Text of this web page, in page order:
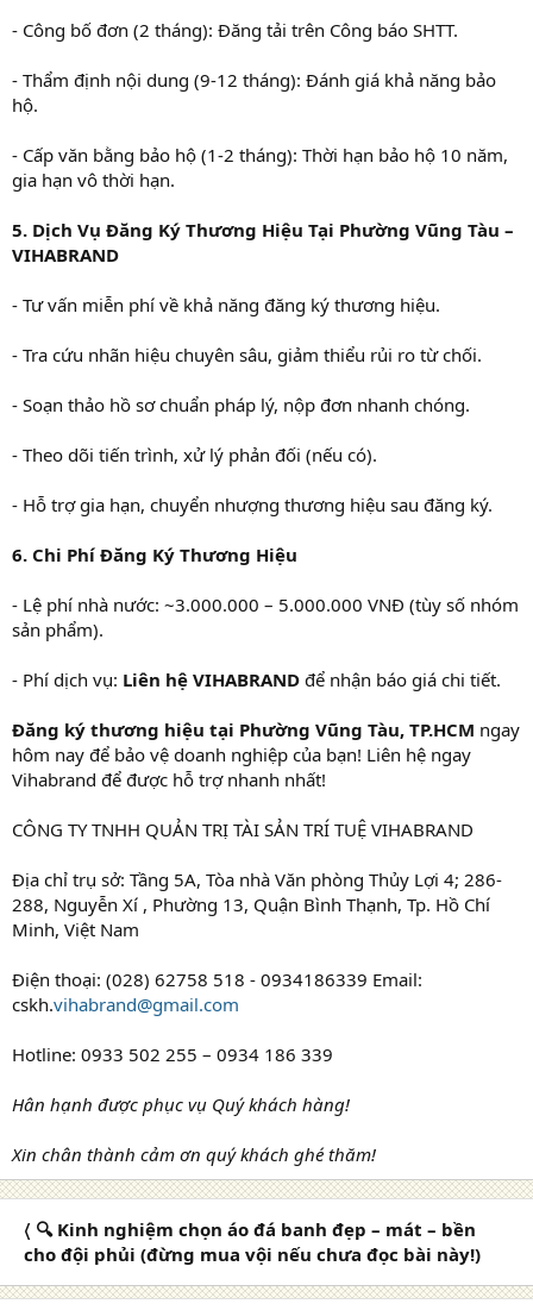
- Công bố đơn (2 tháng): Đăng tải trên Công báo SHTT.
- Thẩm định nội dung (9-12 tháng): Đánh giá khả năng bảo
hộ.
- Cấp văn bằng bảo hộ (1-2 tháng): Thời hạn bảo hộ 10 năm,
gia hạn vô thời hạn.
5. Dịch Vụ Đăng Ký Thương Hiệu Tại Phường Vũng Tàu –
VIHABRAND
- Tư vấn miễn phí về khả năng đăng ký thương hiệu.
- Tra cứu nhãn hiệu chuyên sâu, giảm thiểu rủi ro từ chối.
- Soạn thảo hồ sơ chuẩn pháp lý, nộp đơn nhanh chóng.
- Theo dõi tiến trình, xử lý phản đối (nếu có).
- Hỗ trợ gia hạn, chuyển nhượng thương hiệu sau đăng ký.
6. Chi Phí Đăng Ký Thương Hiệu
- Lệ phí nhà nước: ~3.000.000 – 5.000.000 VNĐ (tùy số nhóm
sản phẩm).
- Phí dịch vụ: Liên hệ VIHABRAND để nhận báo giá chi tiết.
Đăng ký thương hiệu tại Phường Vũng Tàu, TP.HCM ngay
hôm nay để bảo vệ doanh nghiệp của bạn! Liên hệ ngay
Vihabrand để được hỗ trợ nhanh nhất!
CÔNG TY TNHH QUẢN TRỊ TÀI SẢN TRÍ TUỆ VIHABRAND
Địa chỉ trụ sở: Tầng 5A, Tòa nhà Văn phòng Thủy Lợi 4; 286-
288, Nguyễn Xí , Phường 13, Quận Bình Thạnh, Tp. Hồ Chí
Minh, Việt Nam
Điện thoại: (028) 62758 518 - 0934186339 Email:
cskh.vihabrand@gmail.com
Hotline: 0933 502 255 – 0934 186 339
Hân hạnh được phục vụ Quý khách hàng!
Xin chân thành cảm ơn quý khách ghé thăm!
〈 🔍 Kinh nghiệm chọn áo đá banh đẹp – mát – bền
cho đội phủi (đừng mua vội nếu chưa đọc bài này!)